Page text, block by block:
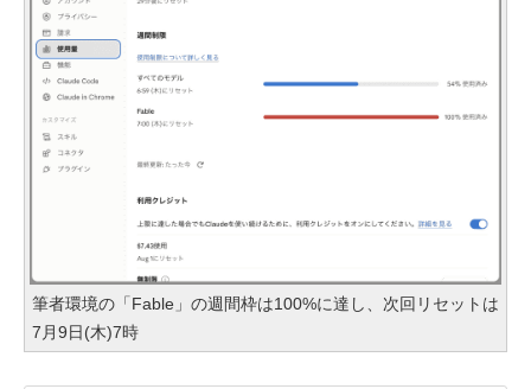
筆者環境の「Fable」の週間枠は100%に達し、次回リセットは
7月9日(木)7時